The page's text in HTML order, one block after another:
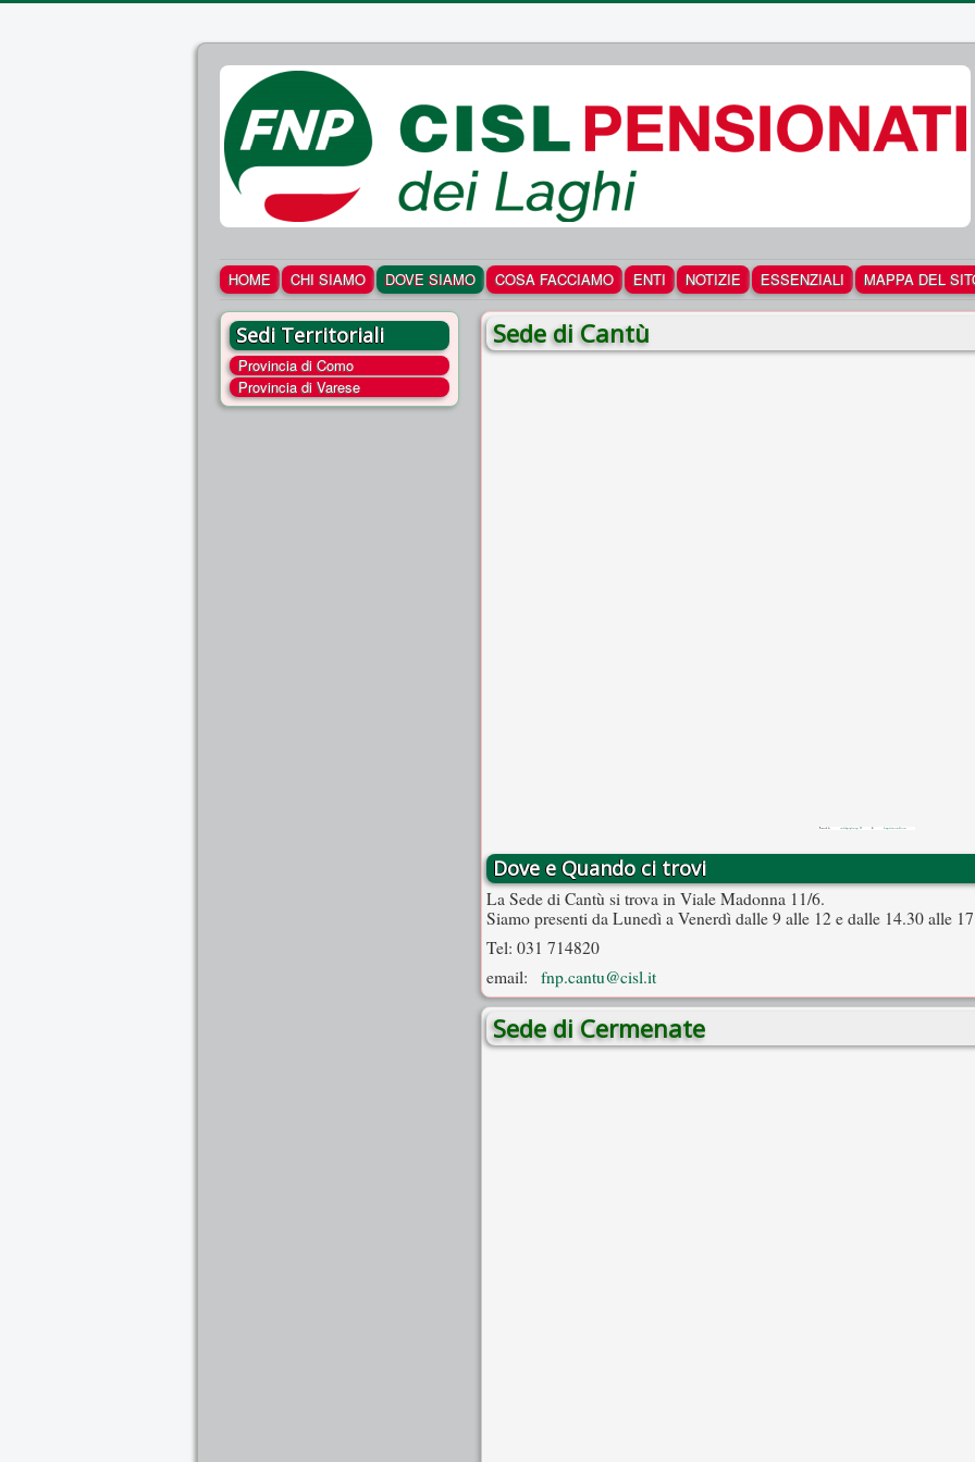
HOME CHI SIAMO DOVE SIAMO COSA FACCIAMO ENTI NOTIZIE ESSENZIALI MAPPA DEL
Sedi Territoriali
Provincia di Como
Provincia di Varese
Sede di Cantù
Powered by embedgooglemaps IT & bingoutansvensklicens
Dove e Quando ci trovi
La Sede di Cantù si trova in Viale Madonna 11/6.
Siamo presenti da Lunedì a Venerdì dalle 9 alle 12 e dalle 14.30 alle
Tel: 031 714820
email:
fnp.cantu@cisl.it
Sede di Cermenate